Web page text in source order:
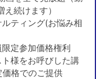
続けます）
ティング(お悩み相
定参加価格権利
様をお呼びした講
格でのご提供